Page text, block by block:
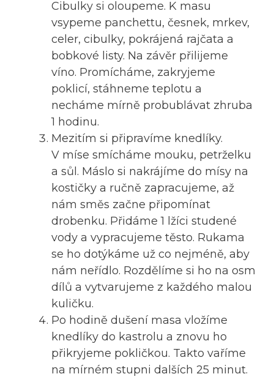
Cibulky si oloupeme. K masu
vsypeme panchettu, česnek, mrkev,
celer, cibulky, pokrájená rajčata a
bobkové listy. Na závěr přilijeme
víno. Promícháme, zakryjeme
poklicí, stáhneme teplotu a
necháme mírně probublávat zhruba
1 hodinu.
Mezitím si připravíme knedlíky.
V míse smícháme mouku, petrželku
a sůl. Máslo si nakrájíme do mísy na
kostičky a ručně zapracujeme, až
nám směs začne připomínat
drobenku. Přidáme 1 lžíci studené
vody a vypracujeme těsto. Rukama
se ho dotýkáme už co nejméně, aby
nám neřídlo. Rozdělíme si ho na osm
dílů a vytvarujeme z každého malou
kuličku.
Po hodině dušení masa vložíme
knedlíky do kastrolu a znovu ho
přikryjeme pokličkou. Takto vaříme
na mírném stupni dalších 25 minut.